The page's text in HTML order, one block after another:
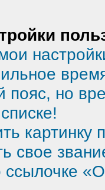
пояс, но
свое